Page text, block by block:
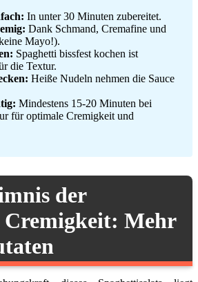
In unter 30 Minuten zubereitet.
Dank Schmand, Cremafine und
Mayo!).
Spaghetti bissfest kochen ist
die Textur.
Heiße Nudeln nehmen die Sauce
Mindestens 15-20 Minuten bei
für optimale Cremigkeit und
der
Cremigkeit: Mehr